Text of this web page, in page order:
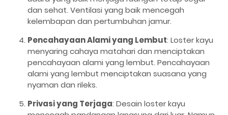
dan sehat. Ventilasi yang baik mencegah
kelembapan dan pertumbuhan jamur.
Pencahayaan Alami yang Lembut: Loster kayu
menyaring cahaya matahari dan menciptakan
pencahayaan alami yang lembut. Pencahayaan
alami yang lembut menciptakan suasana yang
nyaman dan rileks.
Privasi yang Terjaga: Desain loster kayu